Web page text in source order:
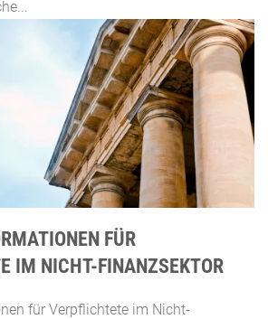
FÜR
IM NICHT-FINANZSEKTOR
für Verpflichtete im Nicht-